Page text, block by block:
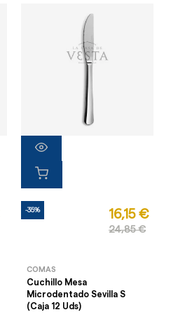
-35% 16,15 €
24,85 €
COMAS
Cuchillo Mesa
Microdentado Sevilla S
(Caja 12 Uds)